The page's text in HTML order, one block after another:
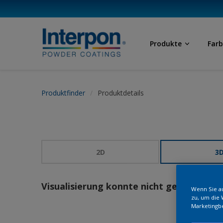
Produkte
Produktfinder Produktdetails
2D 3D
Visualisierung konnte nicht geladenWenn Sie
zu, um die